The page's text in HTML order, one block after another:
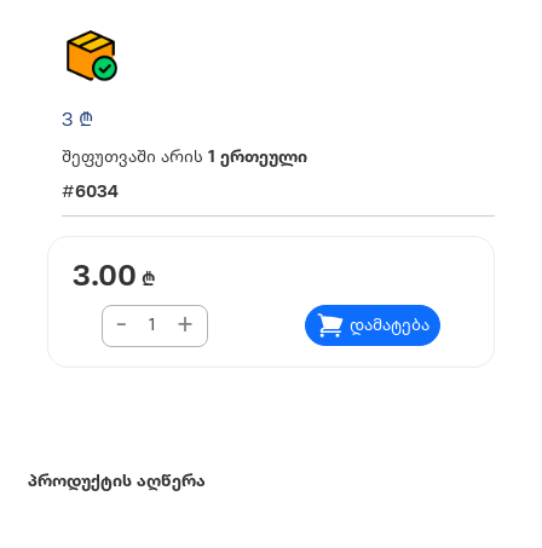
3 ₾
შეფუთვაში არის 1 ერთეული
#6034
3.00 ₾
- + დამატება
პროდუქტის აღწერა